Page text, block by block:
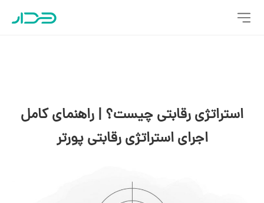
استراتژی‌ رقابتی چیست؟ | راهنمای کامل
اجرای استراتژی رقابتی پورتر